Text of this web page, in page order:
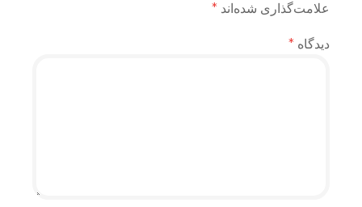
علامت‌گذاری شده‌اند *
دیدگاه *